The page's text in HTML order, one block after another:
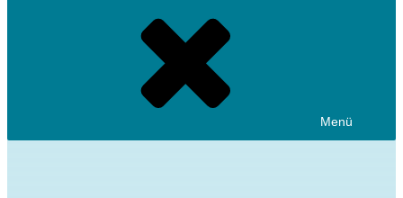
Menü